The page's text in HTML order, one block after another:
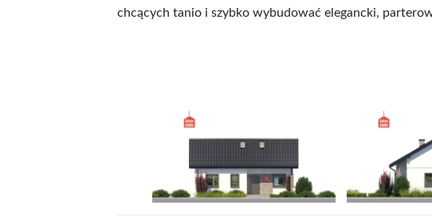
chcących tanio i szybko wybudować elegancki,